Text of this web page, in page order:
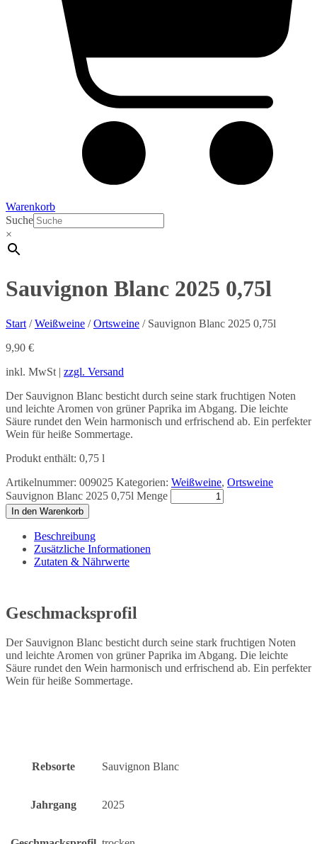
Warenkorb
Suche
×
Sauvignon Blanc 2025 0,75l
Start /Weißweine /Ortsweine / Sauvignon Blanc 2025 0,75l
9,90 €
inkl. MwSt | zzgl. Versand
Der Sauvignon Blanc besticht durch seine stark fruchtigen Noten
und leichte Aromen von grüner Paprika im Abgang. Die leichte
Säure rundet den Wein harmonisch und erfrischend ab. Ein perfekter
Wein für heiße Sommertage.
Produkt enthält: 0,75 l
Artikelnummer: 009025 Kategorien: Weißweine, Ortsweine
Sauvignon Blanc 2025 0,75l Menge
In den Warenkorb
Beschreibung
Zusätzliche Informationen
Zutaten & Nährwerte
Geschmacksprofil
Der Sauvignon Blanc besticht durch seine stark fruchtigen Noten
und leichte Aromen von grüner Paprika im Abgang. Die leichte
Säure rundet den Wein harmonisch und erfrischend ab. Ein perfekter
Wein für heiße Sommertage.
Rebsorte Sauvignon Blanc
Jahrgang 2025